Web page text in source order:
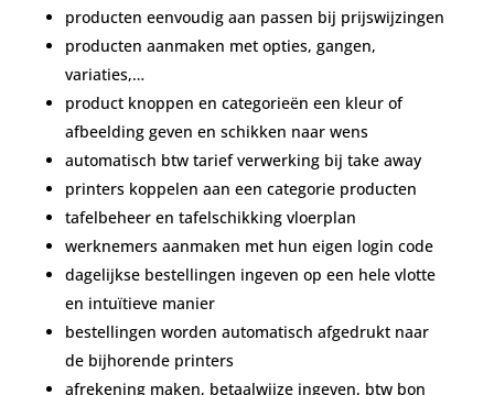
producten eenvoudig aan passen bij prijswijzingen
producten aanmaken met opties, gangen,
variaties,…
product knoppen en categorieën een kleur of
afbeelding geven en schikken naar wens
automatisch btw tarief verwerking bij take away
printers koppelen aan een categorie producten
tafelbeheer en tafelschikking vloerplan
werknemers aanmaken met hun eigen login code
dagelijkse bestellingen ingeven op een hele vlotte
en intuïtieve manier
bestellingen worden automatisch afgedrukt naar
de bijhorende printers
afrekening maken, betaalwijze ingeven, btw bon